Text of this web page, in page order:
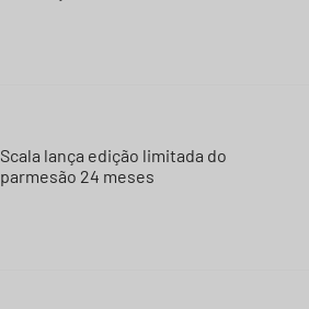
Scala lança edição limitada do
parmesão 24 meses